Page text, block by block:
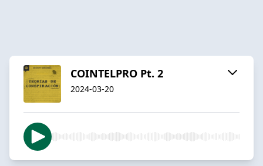
COINTELPRO Pt. 2
2024-03-20